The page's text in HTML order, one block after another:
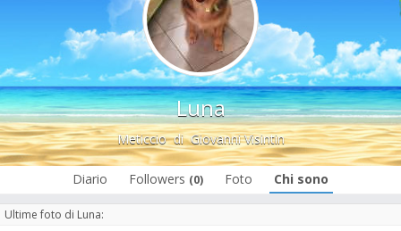
Luna
MeticciodiGiovanni Visintin
Diario Followers (0) Foto Chi sono
Ultime foto di Luna: